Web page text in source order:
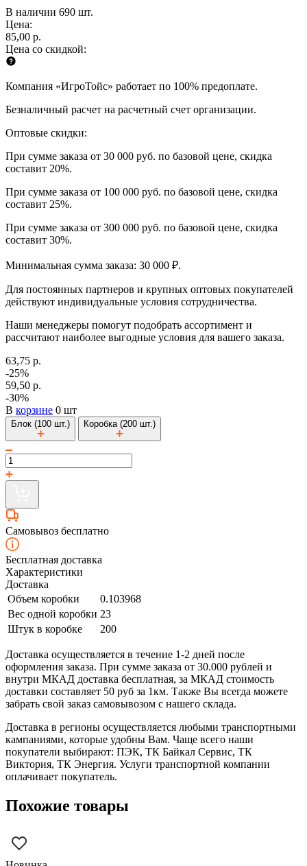
В наличии 690 шт.
Цена:
85,00 р.
Цена со скидкой:
Компания «ИгроТойс» работает по 100% предоплате.
Безналичный расчет на расчетный счет организации.
Оптовые скидки:
При сумме заказа от 30 000 руб. по базовой цене, скидка
составит 20%.
При сумме заказа от 100 000 руб. по базовой цене, скидка
составит 25%.
При сумме заказа от 300 000 руб. по базовой цене, скидка
составит 30%.
Минимальная сумма заказа: 30 000 ₽.
Для постоянных партнеров и крупных оптовых покупателей
действуют индивидуальные условия сотрудничества.
Наши менеджеры помогут подобрать ассортимент и
рассчитают наиболее выгодные условия для вашего заказа.
63,75 р.
-25%
59,50 р.
-30%
В корзине 0 шт
Блок (100 шт.) Коробка (200 шт.)
Самовывоз бесплатно
Бесплатная доставка
Характеристики
Доставка
Объем коробки
0.103968
Вес одной коробки 23
Штук в коробке
200
Доставка осуществляется в течение 1-2 дней после
оформления заказа. При сумме заказа от 30.000 рублей и
внутри МКАД доставка бесплатная, за МКАД стоимость
доставки составляет 50 руб за 1км. Также Вы всегда можете
забрать свой заказ самовывозом с нашего склада.
Доставка в регионы осуществляется любыми транспортными
кампаниями, которые удобны Вам. Чаще всего наши
покупатели выбирают: ПЭК, ТК Байкал Сервис, ТК
Виктория, ТК Энергия. Услуги транспортной компании
оплачивает покупатель.
Похожие товары